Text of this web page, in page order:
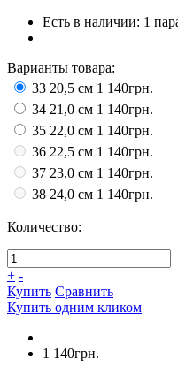
Есть в наличии: 1
Варианты товара:
33 20,5 см 1 140грн.
34 21,0 см 1 140грн.
35 22,0 см 1 140грн.
36 22,5 см 1 140грн.
37 23,0 см 1 140грн.
38 24,0 см 1 140грн.
Количество:
+ -
Купить Сравнить
Купить одним кликом
1 140грн.